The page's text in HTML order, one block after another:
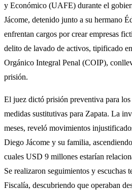
y Económico (UAFE) durante el
Jácome, detenido junto a su hermano
enfrentan cargos por crear empresas
delito de lavado de activos, tipificado
Orgánico Integral Penal (COIP),
prisión.
El juez dictó prisión preventiva para los
medidas sustitutivas para Zapata. La
meses, reveló movimientos
Diego Jácome y su familia,
cuales USD 9 millones estarían
Se realizaron seguimientos y escuchas
Fiscalía, descubriendo que operaban